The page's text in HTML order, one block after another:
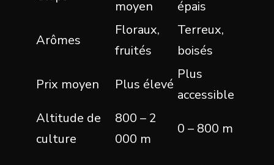
moyen
épais
Arômes
Floraux,
fruités
Terreux,
boisés
Prix moyen Plus élevé
Plus
accessible
Altitude de
culture
800 – 2
000 m
0 – 800 m